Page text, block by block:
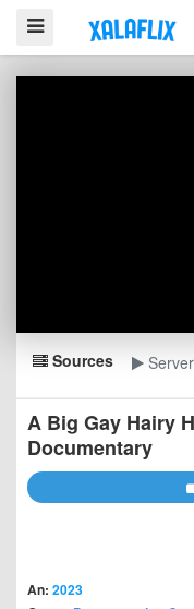
Sources
A Big Gay Hairy
Documentary
An: 2023